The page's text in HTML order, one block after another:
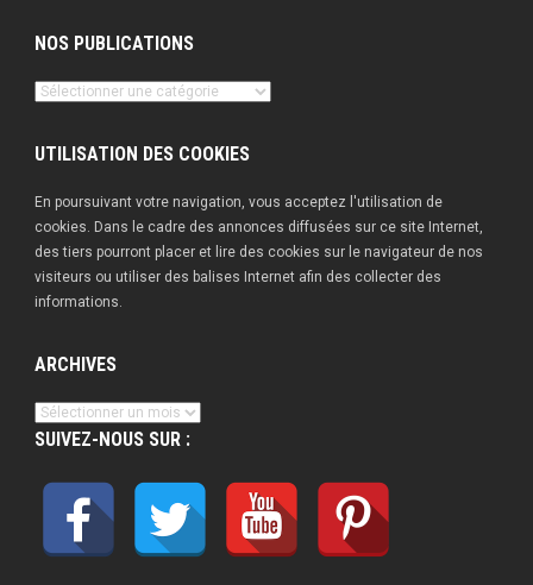
NOS PUBLICATIONS
Nos
UTILISATION DES COOKIES
En poursuivant votre navigation, vous acceptez l'utilisation de
cookies. Dans le cadre des annonces diffusées sur ce site Internet,
des tiers pourront placer et lire des cookies sur le navigateur de nos
visiteurs ou utiliser des balises Internet afin des collecter des
informations.
ARCHIVES
Archives
SUIVEZ-NOUS SUR :